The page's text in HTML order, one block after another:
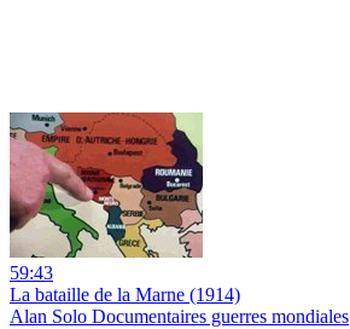
59:43
La bataille de la Marne (1914)
Alan Solo Documentaires guerres mondiales